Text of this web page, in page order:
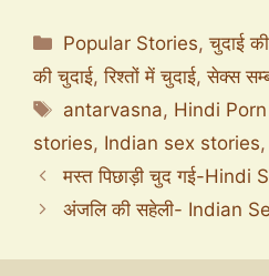
Categories
Popular Stories,चुदाई
की चुदाई,रिश्तों में चुदाई,सेक्स
Tags
antarvasna, Hindi
stories, Indian sex stories,
मस्त पिछाड़ी चुद गई-Hindi
अंजलि की सहेली- Indian